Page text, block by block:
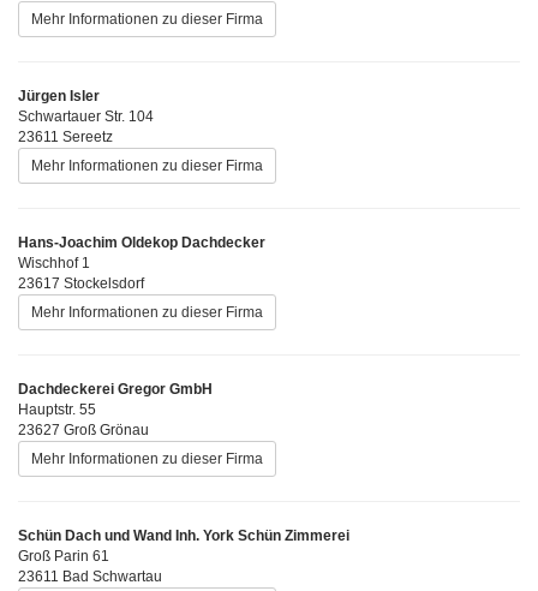
Mehr Informationen zu dieser Firma
Jürgen Isler
Schwartauer Str. 104
23611 Sereetz
Mehr Informationen zu dieser Firma
Hans-Joachim Oldekop Dachdecker
Wischhof 1
23617 Stockelsdorf
Mehr Informationen zu dieser Firma
Dachdeckerei Gregor GmbH
Hauptstr. 55
23627 Groß Grönau
Mehr Informationen zu dieser Firma
Schün Dach und Wand Inh. York Schün Zimmerei
Groß Parin 61
23611 Bad Schwartau